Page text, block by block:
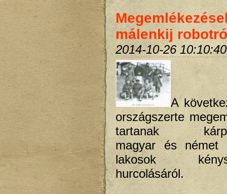
málenkij
2014-10-26 10:10:40
A
országszerte
tartanak
magyar és német
lakosok
hurcolásáról.